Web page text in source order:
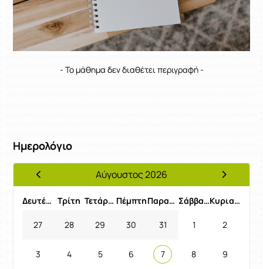
- Το μάθημα δεν διαθέτει περιγραφή -
Ημερολόγιο
Προηγούμενος ΜήναςΑύγουστος 2026
Επόμενος
Δευτέρα Τρίτη Τετάρτη Πέμπτη Παρασκευή Σάββατο Κυριακή
27 28 29 30 31 1 2
3 4 5 6 7 8 9